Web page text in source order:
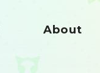
About